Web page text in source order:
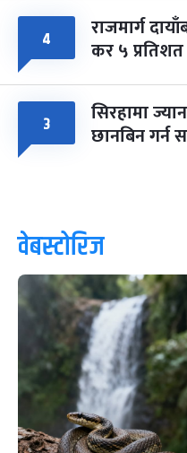
४ राजमार्ग
कर ५ प्रतिशत
३ सिरहामा
छानबिन गर्न
वेबस्टोरिज